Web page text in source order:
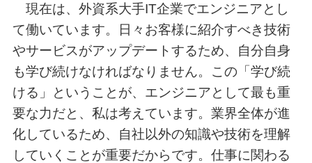
現在は、外資系大手IT企業でエンジニアとし
て働いています。日々お客様に紹介すべき技術
やサービスがアップデートするため、自分自身
も学び続けなければなりません。この「学び続
ける」ということが、エンジニアとして最も重
要な力だと、私は考えています。業界全体が進
化しているため、自社以外の知識や技術を理解
していくことが重要だからです。仕事に関わる